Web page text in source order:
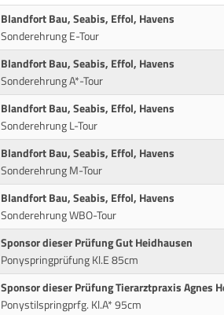
Blandfort Bau, Seabis, Effol, Havens
Sonderehrung E-Tour
Blandfort Bau, Seabis, Effol, Havens
Sonderehrung A*-Tour
Blandfort Bau, Seabis, Effol, Havens
Sonderehrung L-Tour
Blandfort Bau, Seabis, Effol, Havens
Sonderehrung M-Tour
Blandfort Bau, Seabis, Effol, Havens
Sonderehrung WBO-Tour
Sponsor dieser Prüfung Gut Heidhausen
Ponyspringprüfung Kl.E 85cm
Sponsor dieser Prüfung Tierarztpraxis Agnes
Ponystilspringprfg. Kl.A* 95cm